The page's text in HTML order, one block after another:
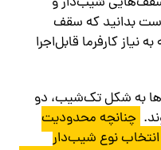
بدانید که سقف
کارفرما قابل‌اجرا
به شکل تک‌شیب، دو
چنانچه محدودیت
نوع شیب‌دار